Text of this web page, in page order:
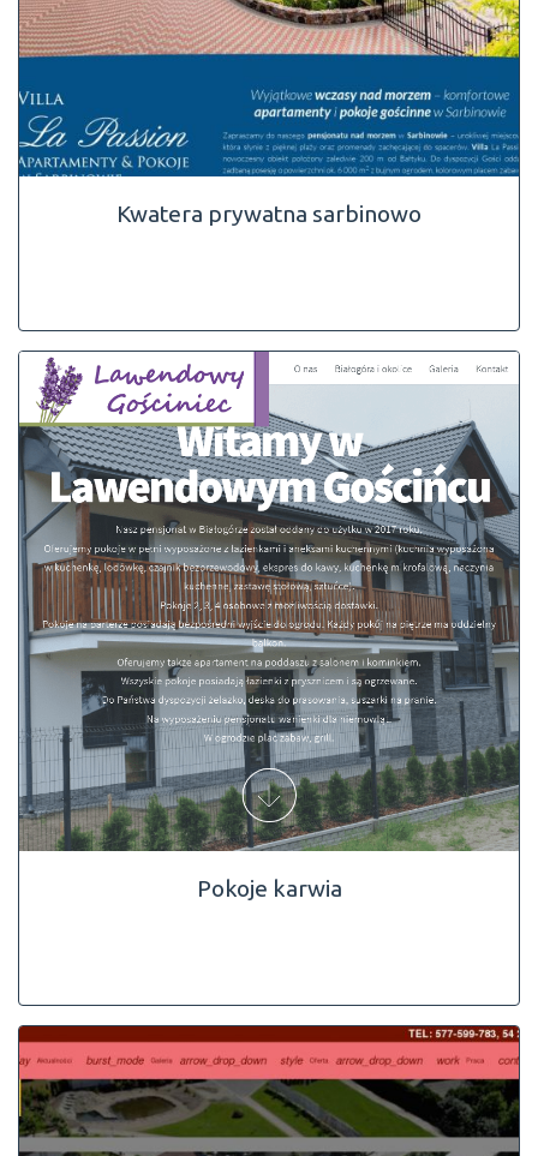
Kwatera prywatna sarbinowo
Pokoje karwia